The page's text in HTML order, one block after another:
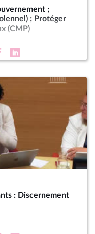
;
; Protéger
(CMP)
: Discernement